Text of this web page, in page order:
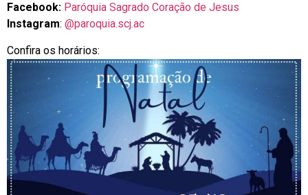
Facebook: Paróquia Sagrado Coração de Jesus
Instagram: @paroquia.scj.ac
Confira os horários: